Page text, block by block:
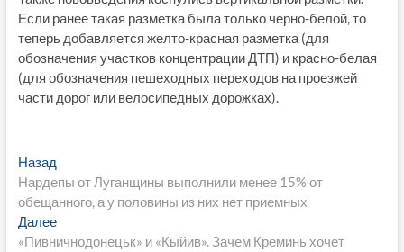
Если ранее такая разметка была только черно-белой, то
теперь добавляется желто-красная разметка (для
обозначения участков концентрации ДТП) и красно-белая
(для обозначения пешеходных переходов на проезжей
части дорог или велосипедных дорожках).
Навигация
по
записям
НазадПредыдущая
запись:
Нардепы от Луганщины выполнили менее 15% от
обещанного, а у половины из них нет приемных
ДалееСледующая
запись:
«Пивничнодонецьк» и «Кыйив». Зачем Креминь хочет